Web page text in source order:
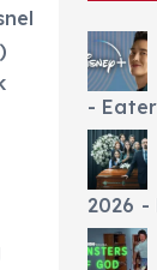
- Eater
2026 -